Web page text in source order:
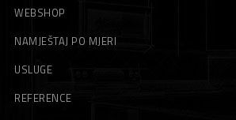
WEBSHOP
NAMJEŠTAJ PO MJERI
USLUGE
REFERENCE